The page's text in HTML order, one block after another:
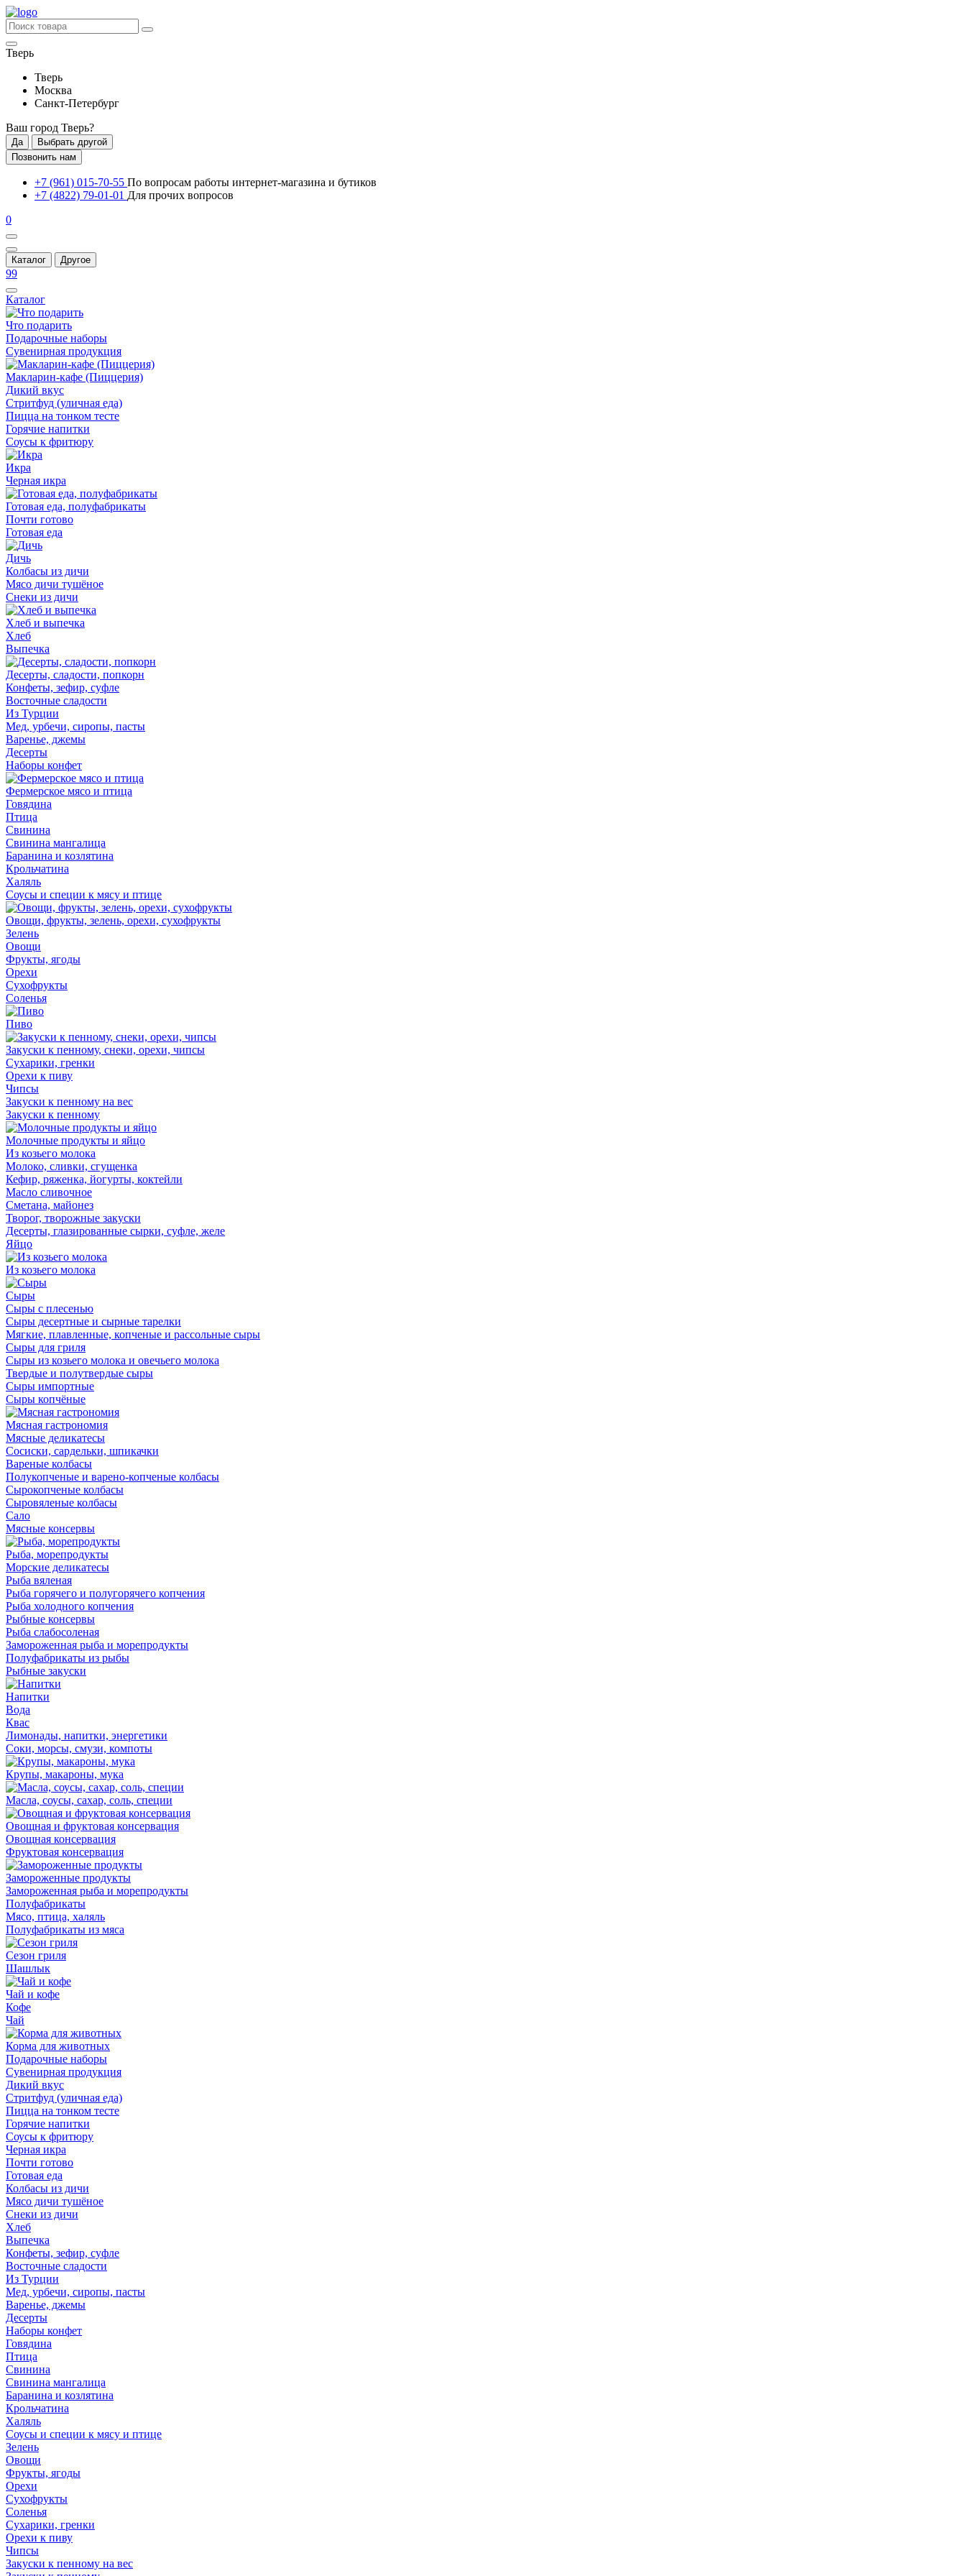
Тверь
Тверь
Москва
Санкт-Петербург
Ваш город Тверь?
Да
Выбрать другой
Позвонить нам
+7 (961) 015-70-55 По вопросам работы интернет-магазина и бутиков
+7 (4822) 79-01-01 Для прочих вопросов
0
Каталог Другое
99
Каталог
Что подарить
Подарочные наборы
Сувенирная продукция
Макларин-кафе (Пиццерия)
Дикий вкус
Стритфуд (уличная еда)
Пицца на тонком тесте
Горячие напитки
Соусы к фритюру
Икра
Черная икра
Готовая еда, полуфабрикаты
Почти готово
Готовая еда
Дичь
Колбасы из дичи
Мясо дичи тушёное
Снеки из дичи
Хлеб и выпечка
Хлеб
Выпечка
Десерты, сладости, попкорн
Конфеты, зефир, суфле
Восточные сладости
Из Турции
Мед, урбечи, сиропы, пасты
Варенье, джемы
Десерты
Наборы конфет
Фермерское мясо и птица
Говядина
Птица
Свинина
Свинина мангалица
Баранина и козлятина
Крольчатина
Халяль
Соусы и специи к мясу и птице
Овощи, фрукты, зелень, орехи, сухофрукты
Зелень
Овощи
Фрукты, ягоды
Орехи
Сухофрукты
Соленья
Пиво
Закуски к пенному, снеки, орехи, чипсы
Сухарики, гренки
Орехи к пиву
Чипсы
Закуски к пенному на вес
Закуски к пенному
Молочные продукты и яйцо
Из козьего молока
Молоко, сливки, сгущенка
Кефир, ряженка, йогурты, коктейли
Масло сливочное
Сметана, майонез
Творог, творожные закуски
Десерты, глазированные сырки, суфле, желе
Яйцо
Из козьего молока
Сыры
Сыры с плесенью
Сыры десертные и сырные тарелки
Мягкие, плавленные, копченые и рассольные сыры
Сыры для гриля
Сыры из козьего молока и овечьего молока
Твердые и полутвердые сыры
Сыры импортные
Сыры копчёные
Мясная гастрономия
Мясные деликатесы
Сосиски, сардельки, шпикачки
Вареные колбасы
Полукопченые и варено-копченые колбасы
Сырокопченые колбасы
Сыровяленые колбасы
Сало
Мясные консервы
Рыба, морепродукты
Морские деликатесы
Рыба вяленая
Рыба горячего и полугорячего копчения
Рыба холодного копчения
Рыбные консервы
Рыба слабосоленая
Замороженная рыба и морепродукты
Полуфабрикаты из рыбы
Рыбные закуски
Напитки
Вода
Квас
Лимонады, напитки, энергетики
Соки, морсы, смузи, компоты
Крупы, макароны, мука
Масла, соусы, сахар, соль, специи
Овощная и фруктовая консервация
Овощная консервация
Фруктовая консервация
Замороженные продукты
Замороженная рыба и морепродукты
Полуфабрикаты
Мясо, птица, халяль
Полуфабрикаты из мяса
Сезон гриля
Шашлык
Чай и кофе
Кофе
Чай
Корма для животных
Подарочные наборы
Сувенирная продукция
Дикий вкус
Стритфуд (уличная еда)
Пицца на тонком тесте
Горячие напитки
Соусы к фритюру
Черная икра
Почти готово
Готовая еда
Колбасы из дичи
Мясо дичи тушёное
Снеки из дичи
Хлеб
Выпечка
Конфеты, зефир, суфле
Восточные сладости
Из Турции
Мед, урбечи, сиропы, пасты
Варенье, джемы
Десерты
Наборы конфет
Говядина
Птица
Свинина
Свинина мангалица
Баранина и козлятина
Крольчатина
Халяль
Соусы и специи к мясу и птице
Зелень
Овощи
Фрукты, ягоды
Орехи
Сухофрукты
Соленья
Сухарики, гренки
Орехи к пиву
Чипсы
Закуски к пенному на вес